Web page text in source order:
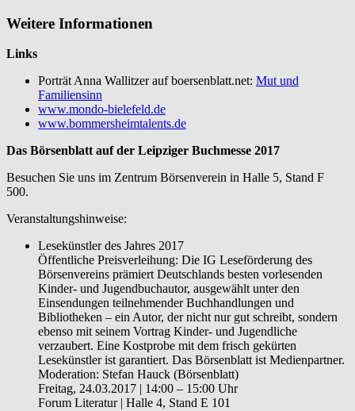
Weitere Informationen
Links
Porträt Anna Wallitzer auf boersenblatt.net: Mut und
Familiensinn
www.mondo-bielefeld.de
www.bommersheimtalents.de
Das Börsenblatt auf der Leipziger Buchmesse 2017
Besuchen Sie uns im Zentrum Börsenverein in Halle 5, Stand F
500.
Veranstaltungshinweise:
Lesekünstler des Jahres 2017
Öffentliche Preisverleihung: Die IG Leseförderung des
Börsenvereins prämiert Deutschlands besten vorlesenden
Kinder- und Jugendbuchautor, ausgewählt unter den
Einsendungen teilnehmender Buchhandlungen und
Bibliotheken – ein Autor, der nicht nur gut schreibt, sondern
ebenso mit seinem Vortrag Kinder- und Jugendliche
verzaubert. Eine Kostprobe mit dem frisch gekürten
Lesekünstler ist garantiert. Das Börsenblatt ist Medienpartner.
Moderation: Stefan Hauck (Börsenblatt)
Freitag, 24.03.2017 | 14:00 – 15:00 Uhr
Forum Literatur | Halle 4, Stand E 101